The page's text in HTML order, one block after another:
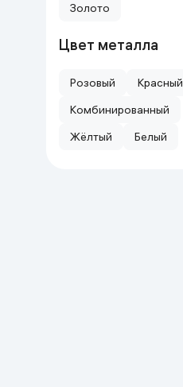
Золото
Цвет металла
Розовый
Красный
Комбинированный
Жёлтый
Белый